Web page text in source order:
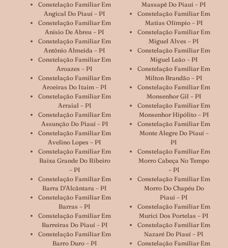
Constelação Familiar Em
Angical Do Piauí – PI
Constelação Familiar Em
Anísio De Abreu – PI
Constelação Familiar Em
Antônio Almeida – PI
Constelação Familiar Em
Aroazes – PI
Constelação Familiar Em
Aroeiras Do Itaim – PI
Constelação Familiar Em
Arraial – PI
Constelação Familiar Em
Assunção Do Piauí – PI
Constelação Familiar Em
Avelino Lopes – PI
Constelação Familiar Em
Baixa Grande Do Ribeiro
– PI
Constelação Familiar Em
Barra D’Alcântara – PI
Constelação Familiar Em
Barras – PI
Constelação Familiar Em
Barreiras Do Piauí – PI
Constelação Familiar Em
Barro Duro – PI
Massapê Do Piauí – PI
Constelação Familiar Em
Matias Olímpio – PI
Constelação Familiar Em
Miguel Alves – PI
Constelação Familiar Em
Miguel Leão – PI
Constelação Familiar Em
Milton Brandão – PI
Constelação Familiar Em
Monsenhor Gil – PI
Constelação Familiar Em
Monsenhor Hipólito – PI
Constelação Familiar Em
Monte Alegre Do Piauí –
PI
Constelação Familiar Em
Morro Cabeça No Tempo
– PI
Constelação Familiar Em
Morro Do Chapéu Do
Piauí – PI
Constelação Familiar Em
Murici Dos Portelas – PI
Constelação Familiar Em
Nazaré Do Piauí – PI
Constelação Familiar Em